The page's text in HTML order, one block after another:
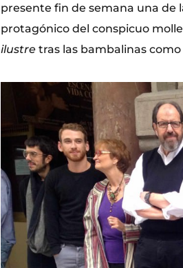
presente fin de semana una de
protagónico del conspicuo
ilustre tras las bambalinas como